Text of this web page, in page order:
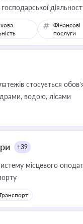
Фінансові
послуги
стосується
водою, лісами
+39
місцевого
транспорту